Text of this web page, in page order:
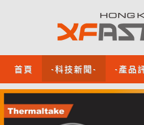
首頁 -科技新聞- -產品